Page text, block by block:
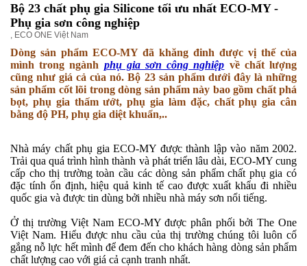
Bộ 23 chất phụ gia Silicone tối ưu nhất ECO-MY -
Phụ gia sơn công nghiệp
, ECO ONE Việt Nam
Dòng sản phẩm ECO-MY đã khăng đinh được vị thế của
mình trong ngành phụ gia sơn công nghiệp về chất lượng
cũng như giá cả của nó. Bộ 23 sản phẩm dưới đây là những
sản phẩm cốt lõi trong dòng sản phẩm này bao gồm chất phá
bọt, phụ gia thấm ướt, phụ gia làm đặc, chất phụ gia cân
bằng độ PH, phụ gia diệt khuẩn,..
Nhà máy chất phụ gia ECO-MY được thành lập vào năm 2002.
Trải qua quá trình hình thành và phát triển lâu dài, ECO-MY cung
cấp cho thị trường toàn cầu các dòng sản phẩm chất phụ gia có
đặc tính ổn định, hiệu quả kinh tế cao được xuất khẩu đi nhiều
quốc gia và được tin dùng bởi nhiều nhà máy sơn nổi tiếng.
Ở thị trường Việt Nam ECO-MY được phân phối bởi The One
Việt Nam. Hiểu được nhu cầu của thị trường chúng tôi luôn cố
gắng nỗ lực hết mình để đem đến cho khách hàng dòng sản phẩm
chất lượng cao với giá cả cạnh tranh nhất.